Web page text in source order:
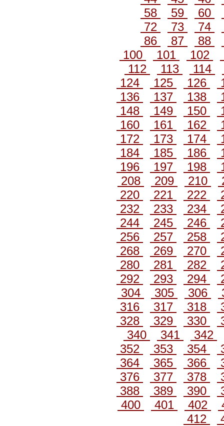
58
59 60
72
73 74
86
87 88
100
101 102
112
113 114
124
125 126
136
137 138
148
149 150
160
161 162
172
173 174
184
185 186
196
197 198
208
209 210
220
221 222
232
233 234
244
245 246
256
257 258
268
269 270
280
281 282
292
293 294
304
305 306
316
317 318
328
329 330
340
341
342
352
353 354
364
365 366
376
377 378
388
389 390
400
401 402
412